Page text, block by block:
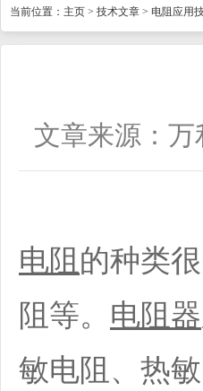
当前位置： 主页 > 技术文章 > 电阻应用
文章来源：万
电阻 的种类
阻等。 电阻器
敏电阻、热